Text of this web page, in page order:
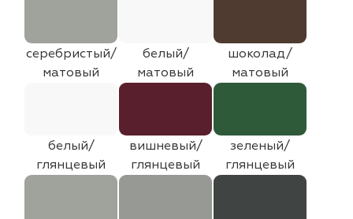
серебристый/
матовый
белый/
матовый
шоколад/
матовый
белый/
глянцевый
вишневый/
глянцевый
зеленый/
глянцевый